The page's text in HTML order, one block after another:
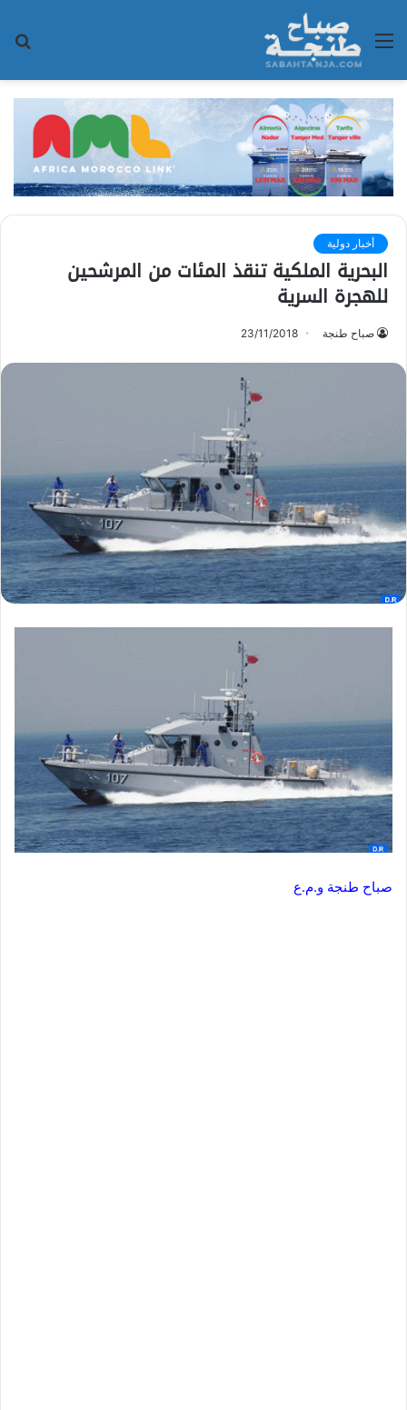
القائمة
أخبار دولية
البحرية الملكية تنقذ المئات من المرشحين
للهجرة السرية
صباح طنجة 23/11/2018
صباح طنجة و.م.ع